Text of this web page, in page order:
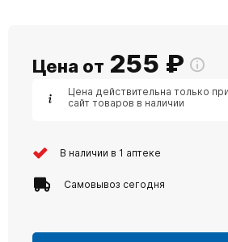
Цена от 255 ₽
Цена действительна только
сайт товаров в наличии
В наличии в 1 аптеке
Самовывоз сегодня